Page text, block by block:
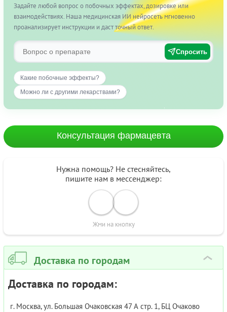
Задайте любой вопрос о побочных эффектах, дозировке или
взаимодействиях. Наша медицинская ИИ нейросеть мгновенно
проанализирует инструкции и даст точный ответ.
Спросить
Какие побочные эффекты?
Можно ли с другими лекарствами?
Консультация фармацевта
Нужна помощь? Не стесняйтесь,
пишите нам в мессенджер:
Жми на кнопку
Доставка по городам ›
Доставка по городам:
г. Москва, ул. Большая Очаковская 47 А стр. 1, БЦ Очаково